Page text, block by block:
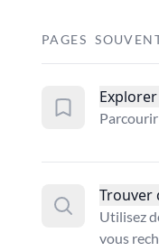
PAGES
Parcourir
Trouver
Utilisez
vous